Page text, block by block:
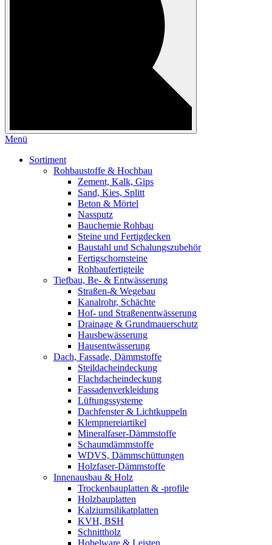
Menü
Sortiment
Rohbaustoffe & Hochbau
Zement, Kalk, Gips
Sand, Kies, Splitt
Beton & Mörtel
Nassputz
Bauchemie Rohbau
Steine und Fertigdecken
Baustahl und Schalungszubehör
Fertigschornsteine
Rohbaufertigteile
Tiefbau, Be- & Entwässerung
Straßen-& Wegebau
Kanalrohr, Schächte
Hof- und Straßenentwässerung
Drainage & Grundmauerschutz
Hausbewässerung
Hausentwässerung
Dach, Fassade, Dämmstoffe
Steildacheindeckung
Flachdacheindeckung
Fassadenverkleidung
Lüftungssysteme
Dachfenster & Lichtkuppeln
Klempnereiartikel
Mineralfaser-Dämmstoffe
Schaumdämmstoffe
WDVS, Dämmschüttungen
Holzfaser-Dämmstoffe
Innenausbau & Holz
Trockenbauplatten & -profile
Holzbauplatten
Kalziumsilikatplatten
KVH, BSH
Schnittholz
Hobelware & Leisten